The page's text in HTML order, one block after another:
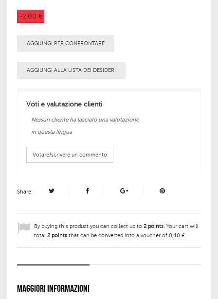
-2,00 €
AGGIUNGI PER CONFRONTARE
AGGIUNGI ALLA LISTA DEI DESIDERI
Voti e valutazione clienti
Nessun cliente ha lasciato una valutazione
in questa lingua
Votare/scrivere un commento
Share:
By buying this product you can collect up to 2 points. Your cart will
total 2 points that can be converted into a voucher of 0,40 €.
MAGGIORI INFORMAZIONI